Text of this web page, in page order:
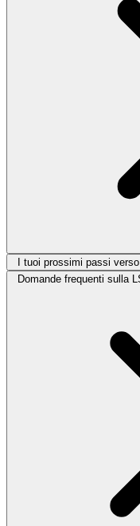
I tuoi prossimi passi
Domande frequenti sulla